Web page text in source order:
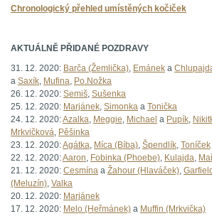
Chronologický přehled umístěných kočiček
AKTUÁLNĚ PŘIDANÉ POZDRAVY
31. 12. 2020: Barča (Žemlička), Emánek a
a Saxík, Mufina, Po.Nožka
26. 12. 2020: Semiš, Sušenka
25. 12. 2020: Marjánek, Simonka a Tonička
24. 12. 2020:Azalka, Meggie, Michael a Pupík,
Mrkvičková, Pěšinka
23. 12. 2020:Agátka, Míca (Bíba), Špendlík, Toníček
22. 12. 2020:Aaron, Fobinka (Phoebe), Kulajda,
21. 12. 2020: Cesmína a Žahour (Hlaváček), Garfield
(Meluzín), Valka
20. 12. 2020: Marjánek
17. 12. 2020: Melo (Heřmánek) a Muffin (Mrkvička)